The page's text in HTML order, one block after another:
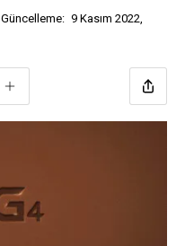
Güncelleme: 9 Kasım 2022,